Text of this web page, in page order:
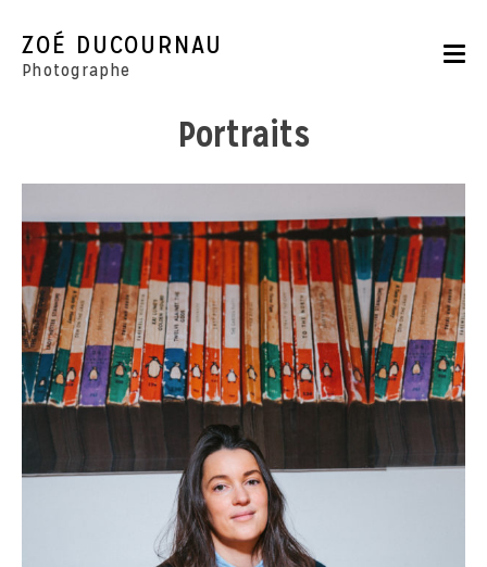
to
content
ZOÉ DUCOURNAU
Photographe
Portraits
Portraits
Reportages
Parutions
CONTACT
BOUTIQUE